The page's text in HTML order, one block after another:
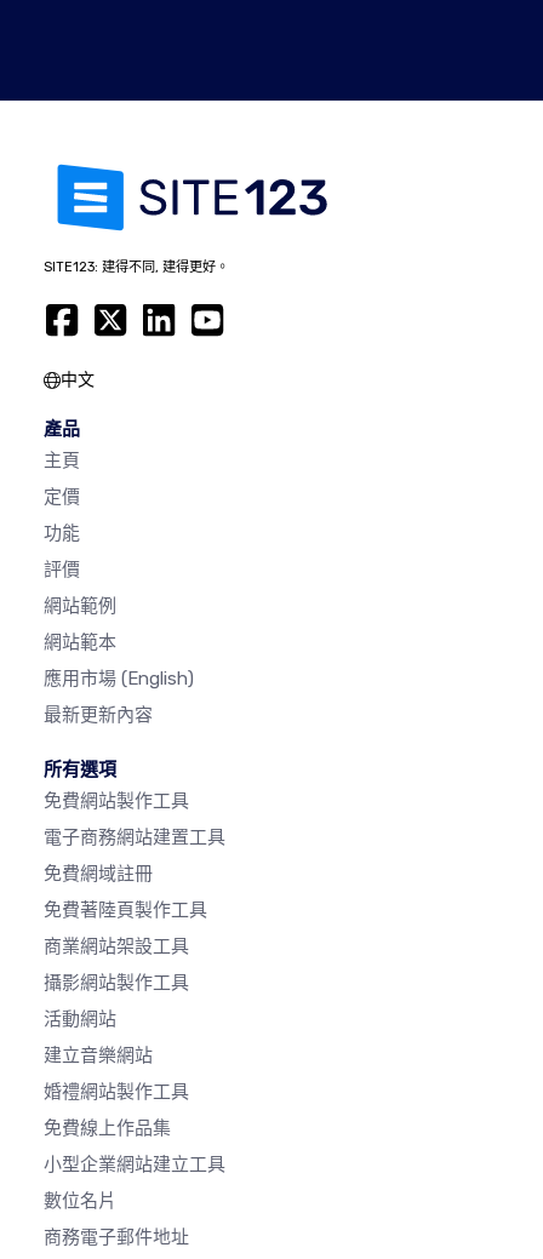
SITE123: 建得不同, 建得更好。
中文
產品
主頁
定價
功能
評價
網站範例
網站範本
應用市場 (English)
最新更新內容
所有選項
免費網站製作工具
電子商務網站建置工具
免費網域註冊
免費著陸頁製作工具
商業網站架設工具
攝影網站製作工具
活動網站
建立音樂網站
婚禮網站製作工具
免費線上作品集
小型企業網站建立工具
數位名片
商務電子郵件地址